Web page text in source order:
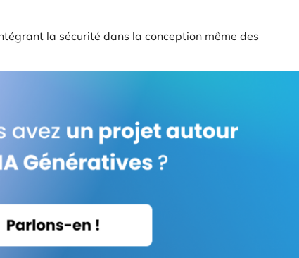
la sécurité dans la conception même des